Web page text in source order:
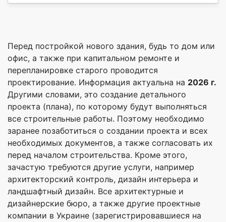
Перед постройкой нового здания, будь то дом или
офис, а также при капитальном ремонте и
перепланировке старого проводится
проектирование. Информация актуальна на 2026 г.
Другими словами, это создание детального
проекта (плана), по которому будут выполняться
все строительные работы. Поэтому необходимо
заранее позаботиться о создании проекта и всех
необходимых документов, а также согласовать их
перед началом строительства. Кроме этого,
зачастую требуются другие услуги, например
архитекторский контроль, дизайн интерьера и
ландшафтный дизайн. Все архитектурные и
дизайнерские бюро, а также другие проектные
компании в Украине (зарегистрировавшиеся на